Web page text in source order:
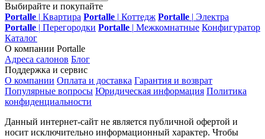
Выбирайте и покупайте
Portalle | Квартира Portalle | Коттедж Portalle | Электра
Portalle | Перегородки Portalle | Межкомнатные Конфигуратор
Каталог
О компании Portalle
Адреса салонов Блог
Поддержка и сервис
О компании Оплата и доставка Гарантия и возврат
Популярные вопросы Юридическая информация Политика
конфиденциальности
Данный интернет-сайт не является публичной офертой и
носит исключительно информационный характер. Чтобы